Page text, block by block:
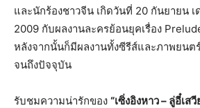
และนักร้องชาวจีน เกิดวันที่ 20 กันยายน
2009 กับผลงานละครย้อนยุคเรื่อง
หลังจากนั้นก็มีผลงานทั้งซีรีส์และภาพยนต
จนถึงปัจจุบัน
รับชมความน่ารักของ “เซิ่งอิงหาว – ลู่อี๋เสวี